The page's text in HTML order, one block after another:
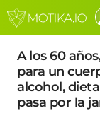
A los 60
para un
alcohol,
pasa por la